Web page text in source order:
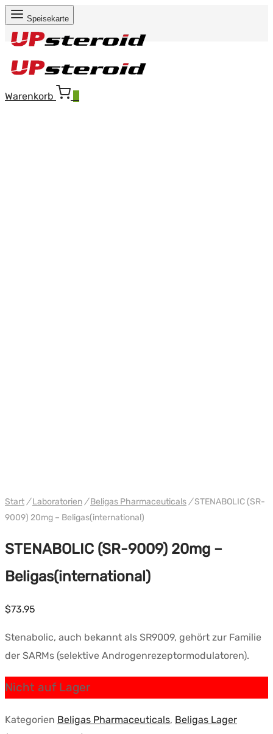
Speisekarte
Warenkorb
Start / Laboratorien / Beligas Pharmaceuticals /STENABOLIC (SR-
9009) 20mg – Beligas(international)
STENABOLIC (SR-9009) 20mg –
Beligas(international)
$73.95
Stenabolic, auch bekannt als SR9009, gehört zur Familie
der SARMs (selektive Androgenrezeptormodulatoren).
Nicht auf Lager
Kategorien Beligas Pharmaceuticals, Beligas Lager